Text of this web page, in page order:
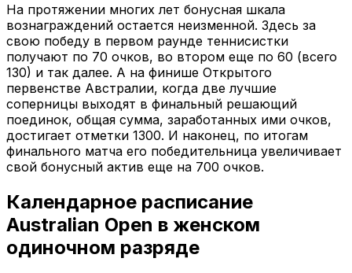
На протяжении многих лет бонусная шкала
вознаграждений остается неизменной. Здесь за
свою победу в первом раунде теннисистки
получают по 70 очков, во втором еще по 60 (всего
130) и так далее. А на финише Открытого
первенстве Австралии, когда две лучшие
соперницы выходят в финальный решающий
поединок, общая сумма, заработанных ими очков,
достигает отметки 1300. И наконец, по итогам
финального матча его победительница увеличивает
свой бонусный актив еще на 700 очков.
Календарное расписание
Australian Open в женском
одиночном разряде